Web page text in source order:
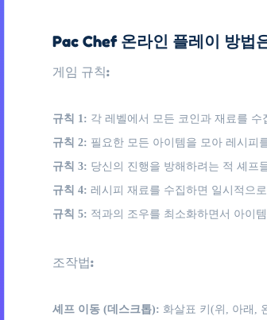
Pac Chef 온라인 플레이 방법
게임 규칙:
규칙 1: 각 레벨에서 모든 코인과 재료를
규칙 2: 필요한 모든 아이템을 모아 레시피
규칙 3: 당신의 진행을 방해하려는 적 셰프
규칙 4: 레시피 재료를 수집하면 일시적으
규칙 5: 적과의 조우를 최소화하면서 아이
조작법:
셰프 이동 (데스크톱): 화살표 키(위, 아래,